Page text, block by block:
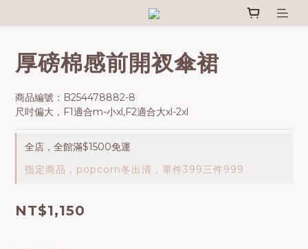
厚磅棉感前開衩傘裙
商品編號：B254478882-8
尺吋偏大，F1適合m-小xl,F2適合大xl-2xl
全店，全館滿$1500免運
指定商品，popcorn冬出清，單件399三件999
NT$1,150